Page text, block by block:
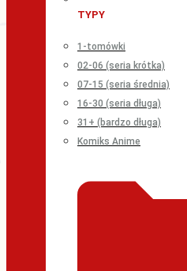
TYPY
1-tomówki
02-06 (seria krótka)
07-15 (seria średnia)
16-30 (seria długa)
31+ (bardzo długa)
Komiks Anime